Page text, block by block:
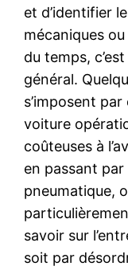
et d’identifier
mécaniques
du temps,
général.
s’imposent
voiture
coûteuses à
en passant
pneumatique,
savoir sur
soit par